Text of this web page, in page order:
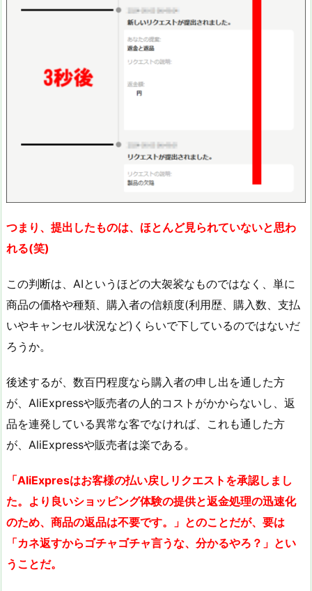
つまり、提出したものは、ほとんど見られていないと思わ
れる(笑)
この判断は、AIというほどの大袈裟なものではなく、単に
商品の価格や種類、購入者の信頼度(利用歴、購入数、支払
いやキャンセル状況など)くらいで下しているのではないだ
ろうか。
後述するが、数百円程度なら購入者の申し出を通した方
が、AliExpressや販売者の人的コストがかからないし、返
品を連発している異常な客でなければ、これも通した方
が、AliExpressや販売者は楽である。
「AliExpresはお客様の払い戻しリクエストを承認しまし
た。より良いショッピング体験の提供と返金処理の迅速化
のため、商品の返品は不要です。」とのことだが、要は
「カネ返すからゴチャゴチャ言うな、分かるやろ？」とい
うことだ。